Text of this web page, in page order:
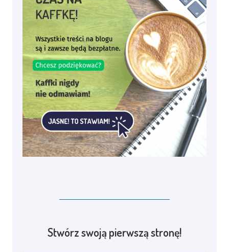
Stwórz swoją pierwszą stronę!